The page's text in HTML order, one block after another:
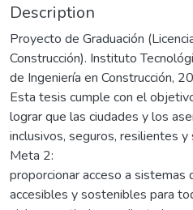
Description
Proyecto de Graduación
Construcción). Instituto
de Ingeniería en Construcción,
Esta tesis cumple con el
lograr que las ciudades y los
inclusivos, seguros, resilientes
Meta 2:
proporcionar acceso a
accesibles y sostenibles para